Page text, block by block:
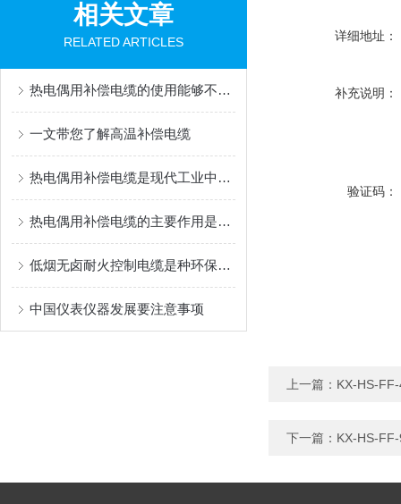
相关文章
RELATED ARTICLES
热电偶用补偿电缆的使用能够不损失信号质量
一文带您了解高温补偿电缆
热电偶用补偿电缆是现代工业中非常重要的测量设备
热电偶用补偿电缆的主要作用是什么？
低烟无卤耐火控制电缆是种环保且安全的电缆产品
中国仪表仪器发展要注意事项
详细地址：
补充说明：
验证码：
上一篇： KX-HS-
下一篇： KX-HS-